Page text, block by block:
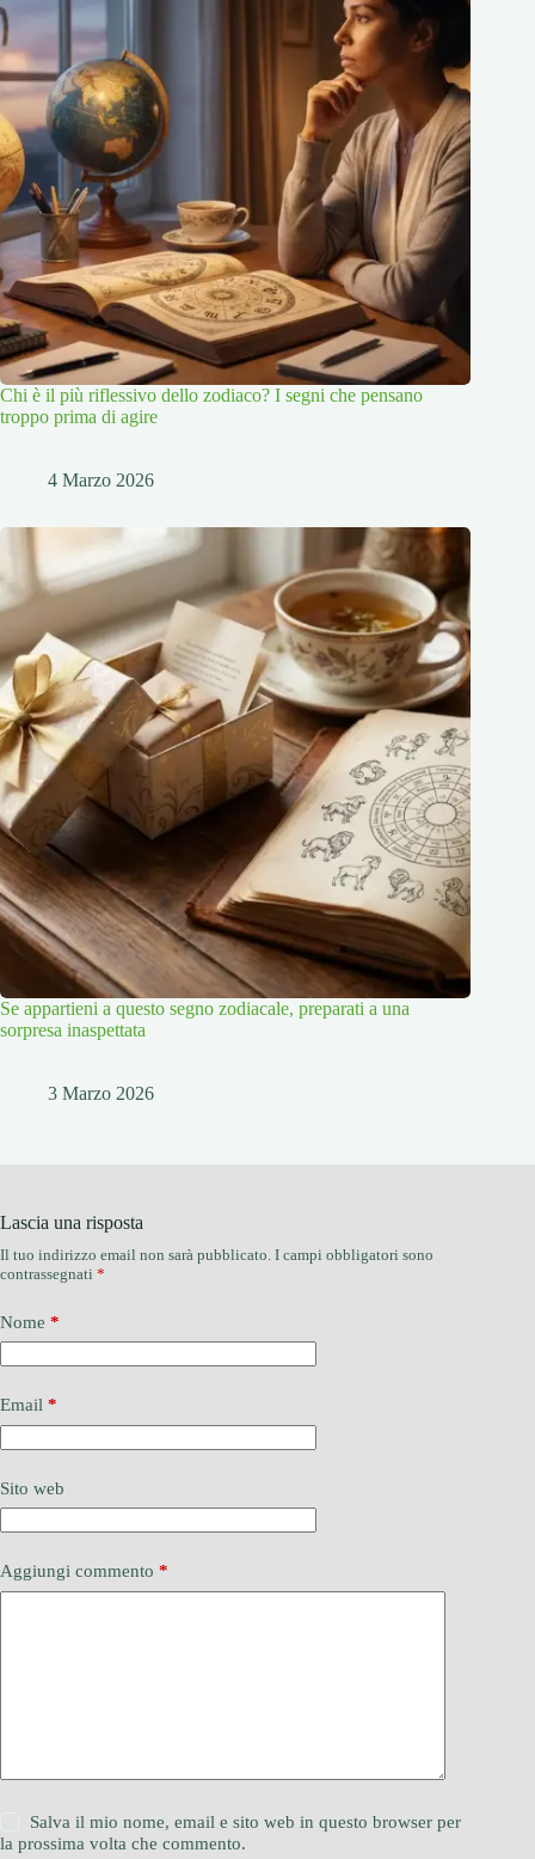
Chi è il più riflessivo dello zodiaco? I segni che pensano
troppo prima di agire
4 Marzo 2026
Se appartieni a questo segno zodiacale, preparati a una
sorpresa inaspettata
3 Marzo 2026
Lascia una risposta
Il tuo indirizzo email non sarà pubblicato. I campi obbligatori sono
contrassegnati *
Nome *
Email *
Sito web
Aggiungi commento *
Salva il mio nome, email e sito web in questo browser per
la prossima volta che commento.